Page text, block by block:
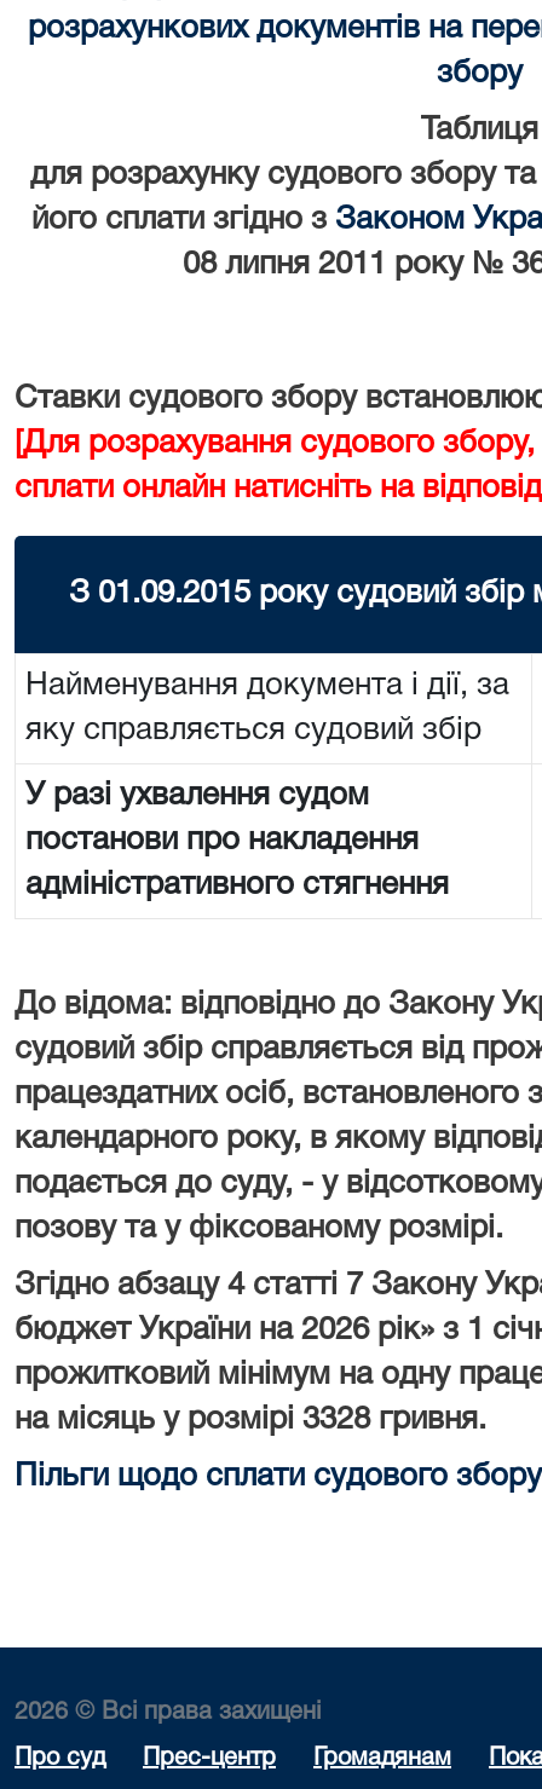
розрахункових документів на
збору
Таблиця
для розрахунку судового збору
його сплати згідно з Законом
08 липня 2011 року №
Ставки судового збору
[Для розрахування судового
сплати онлайн натисніть на
З 01.09.2015 року судовий
Найменування документа і дії, за
яку справляється судовий збір
У разі ухвалення судом
постанови про накладення
адміністративного стягнення
До відома: відповідно до Закону
судовий збір справляється від
працездатних осіб, встановленого
календарного року, в якому
подається до суду, - у
позову та у фіксованому розмірі.
Згідно абзацу 4 статті 7 Закону
бюджет України на 2026 рік» з 1
прожитковий мінімум на одну
на місяць у розмірі 3328 гривня.
Пільги щодо сплати судового збору
2026 © Всі права захищені
Про суд Прес-центр Громадянам